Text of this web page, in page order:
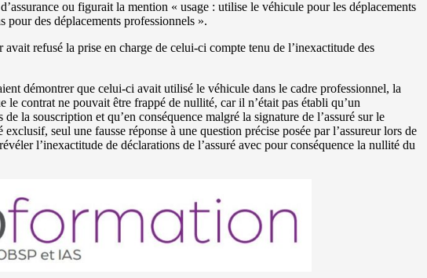
ou figurait la mention « usage : utilise le véhicule pour les déplacements
pour des déplacements professionnels ».
avait refusé la prise en charge de celui-ci compte tenu de l’inexactitude des
démontrer que celui-ci avait utilisé le véhicule dans le cadre professionnel, la
le contrat ne pouvait être frappé de nullité, car il n’était pas établi qu’un
la souscription et qu’en conséquence malgré la signature de l’assuré sur le
seul une fausse réponse à une question précise posée par l’assureur lors de
l’inexactitude de déclarations de l’assuré avec pour conséquence la nullité du